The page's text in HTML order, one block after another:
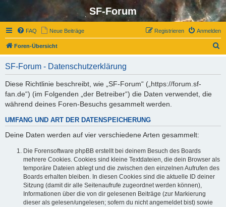
SF-Forum
FAQ Neue Beiträge Anmelden
Registrieren
Foren-Übersicht
SF-Forum - Datenschutzerklärung
Diese Richtlinie beschreibt, wie „SF-Forum“ („https://forum.sf-
fan.de“) (im Folgenden „der Betreiber“) die Daten verwendet, die
während deines Foren-Besuchs gesammelt werden.
UMFANG UND ART DER DATENSPEICHERUNG
Deine Daten werden auf vier verschiedene Arten gesammelt:
Die Forensoftware phpBB erstellt bei deinem Besuch des Boards
mehrere Cookies. Cookies sind kleine Textdateien, die dein Browser als
temporäre Dateien ablegt und die zwischen den einzelnen Aufrufen des
Boards erhalten bleiben. In diesen Cookies sind die aktuelle ID deiner
Sitzung (damit dir alle Seitenaufrufe zugeordnet werden können),
Informationen über die von dir gelesenen Beiträge (zur Markierung
dieser als gelesen/ungelesen; sofern du nicht angemeldet bist) sowie